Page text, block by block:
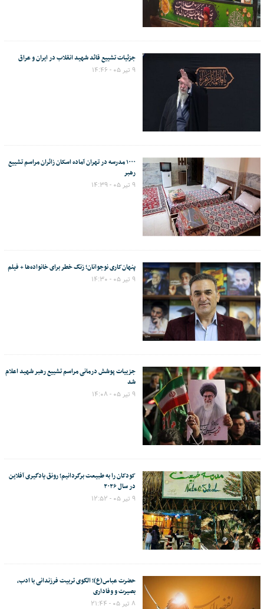
جزئیات تشییع قائد شهید انقلاب در ایران و عراق
۹ تیر ۰۵ - ۱۴:۴۶
۱۰۰۰ مدرسه در تهران آماده اسکان زائران مراسم تشییع
رهبر
۹ تیر ۰۵ - ۱۴:۳۹
پنهان‌کاری نوجوانان؛ زنگ خطر برای خانواده‌ها + فیلم
۹ تیر ۰۵ - ۱۴:۳۰
جزییات پوشش درمانی مراسم تشییع رهبر شهید اعلام
شد
۹ تیر ۰۵ - ۱۴:۰۸
کودکان را به طبیعت برگردانیم؛ رونق یادگیری آفلاین
در سال ۲۰۲۶
۹ تیر ۰۵ - ۱۲:۵۲
حضرت عباس(ع)؛ الگوی تربیت فرزندانی با ادب،
بصیرت و وفاداری
۸ تیر ۰۵ - ۲۱:۴۴